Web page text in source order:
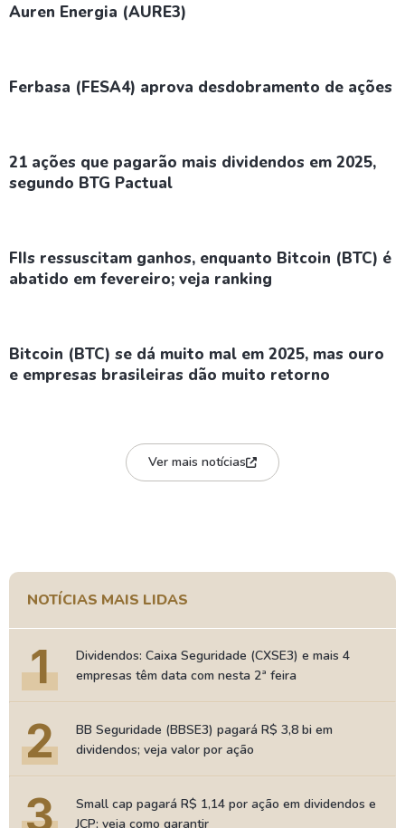
Auren Energia (AURE3)
Ferbasa (FESA4) aprova desdobramento de ações
21 ações que pagarão mais dividendos em 2025,
segundo BTG Pactual
FIIs ressuscitam ganhos, enquanto Bitcoin (BTC) é
abatido em fevereiro; veja ranking
Bitcoin (BTC) se dá muito mal em 2025, mas ouro
e empresas brasileiras dão muito retorno
Ver mais notícias
NOTÍCIAS MAIS LIDAS
1
Dividendos: Caixa Seguridade (CXSE3) e mais 4
empresas têm data com nesta 2ª feira
2
BB Seguridade (BBSE3) pagará R$ 3,8 bi em
dividendos; veja valor por ação
3
Small cap pagará R$ 1,14 por ação em dividendos e
JCP; veja como garantir